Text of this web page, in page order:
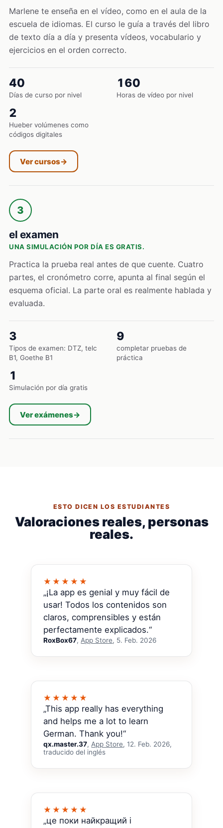
Marlene te enseña en el vídeo, como en el aula de la
escuela de idiomas. El curso le guía a través del libro
de texto día a día y presenta vídeos, vocabulario y
ejercicios en el orden correcto.
40
Días de curso por nivel
160
Horas de vídeo por nivel
2
Hueber volúmenes como
códigos digitales
Ver cursos→
3
el examen
UNA SIMULACIÓN POR DÍA ES GRATIS.
Practica la prueba real antes de que cuente. Cuatro
partes, el cronómetro corre, apunta al final según el
esquema oficial. La parte oral es realmente hablada y
evaluada.
3
Tipos de examen: DTZ, telc
B1, Goethe B1
9
completar pruebas de
práctica
1
Simulación por día gratis
Ver exámenes→
ESTO DICEN LOS ESTUDIANTES
Valoraciones reales, personas
reales.
★★★★★
„¡La app es genial y muy fácil de
usar! Todos los contenidos son
claros, comprensibles y están
perfectamente explicados.“
RoxBox67, App Store, 5. Feb. 2026
★★★★★
„This app really has everything
and helps me a lot to learn
German. Thank you!“
qx.master.37, App Store, 12. Feb. 2026,
traducido del inglés
★★★★★
„це поки найкращий і